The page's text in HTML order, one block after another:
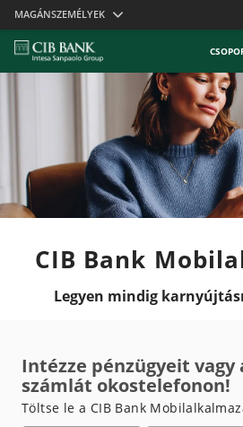
Skiplinks
MAGÁNSZEMÉLYEK
CIB Bank
Legyen mindig
Intézze pénzügyeit vagy
számlát okostelefonon!
Töltse le a CIB Bank